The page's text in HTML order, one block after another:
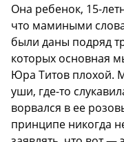
Она ребенок, 15-
что мамиными
были даны подряд
которых основная
Юра Титов плохой.
уши, где-то
ворвался в ее
принципе никогда